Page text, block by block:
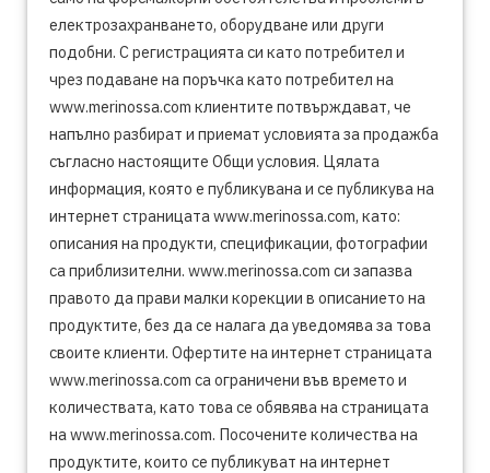
електрозахранването, оборудване или други
подобни. С регистрацията си като потребител и
чрез подаване на поръчка като потребител на
www.merinossa.com клиентите потвърждават, че
напълно разбират и приемат условията за продажба
съгласно настоящите Общи условия. Цялата
информация, която е публикувана и се публикува на
интернет страницата www.merinossa.com, като:
описания на продукти, спецификации, фотографии
са приблизителни. www.merinossa.com си запазва
правото да прави малки корекции в описанието на
продуктите, без да се налага да уведомява за това
своите клиенти. Офертите на интернет страницата
www.merinossa.com са ограничени във времето и
количествата, като това се обявява на страницата
на www.merinossa.com. Посочените количества на
продуктите, които се публикуват на интернет